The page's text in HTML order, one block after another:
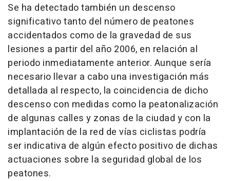
Se ha detectado también un descenso
significativo tanto del número de peatones
accidentados como de la gravedad de sus
lesiones a partir del año 2006, en relación al
periodo inmediatamente anterior. Aunque sería
necesario llevar a cabo una investigación más
detallada al respecto, la coincidencia de dicho
descenso con medidas como la peatonalización
de algunas calles y zonas de la ciudad y con la
implantación de la red de vías ciclistas podría
ser indicativa de algún efecto positivo de dichas
actuaciones sobre la seguridad global de los
peatones.